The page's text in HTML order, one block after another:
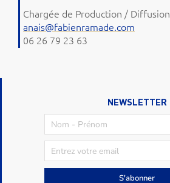
Chargée de Production / Diffusion
anais@fabienramade.com
06 26 79 23 63
NEWSLETTER
S'abonner